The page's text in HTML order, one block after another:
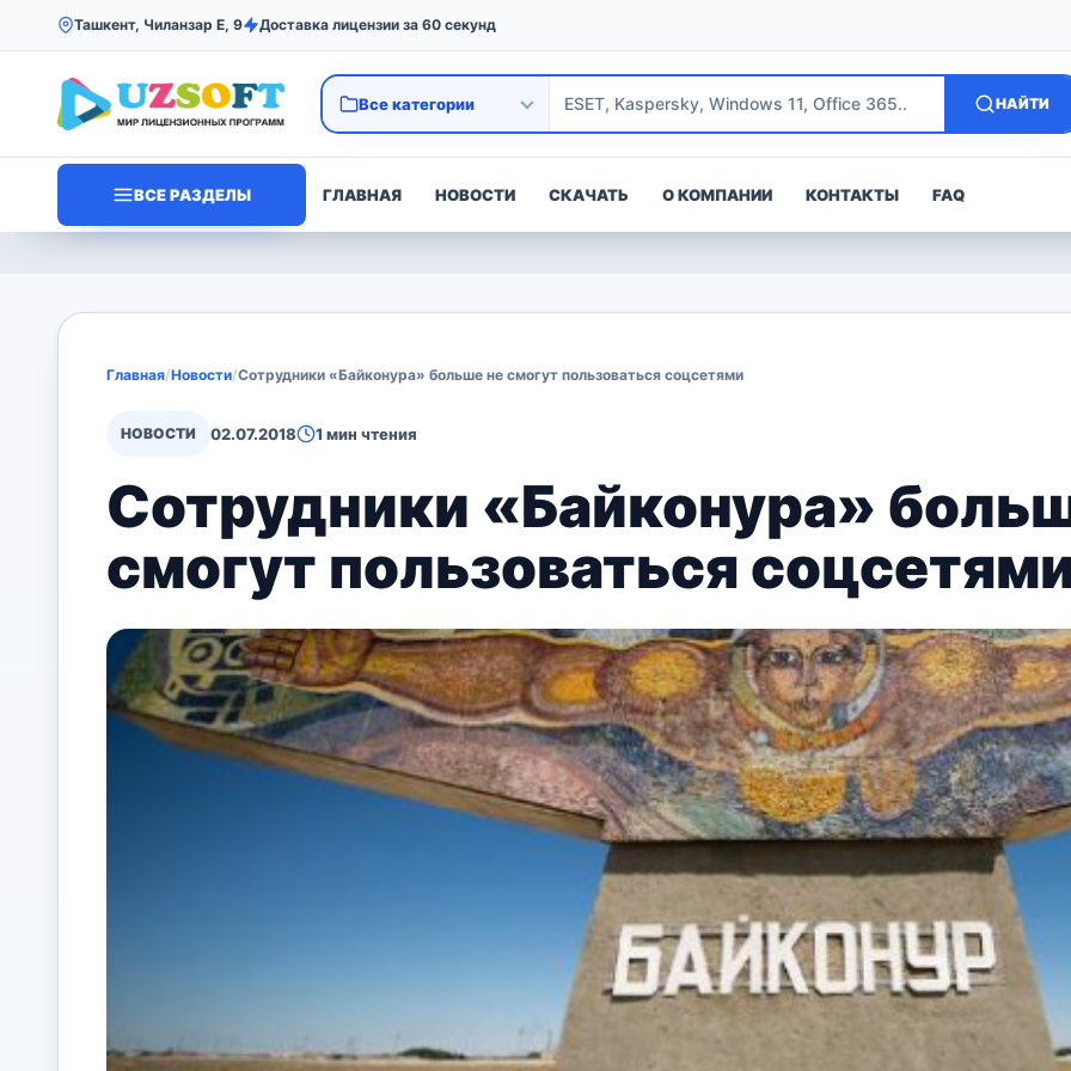
Ташкент, Чиланзар Е, 9 Доставка лицензии за 60 секунд
НАЙТИ
ВСЕ РАЗДЕЛЫ ГЛАВНАЯ НОВОСТИ СКАЧАТЬ О КОМПАНИИ КОНТАКТЫ FAQ
Главная/Новости/Сотрудники «Байконура» больше не смогут пользоваться соцсетями
НОВОСТИ 02.07.2018 1 мин чтения
Сотрудники «Байконура»
смогут пользоваться